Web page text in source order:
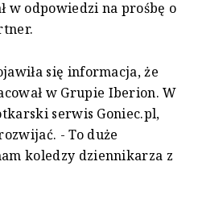
w odpowiedzi na prośbę o
się informacja, że
w Grupie Iberion. W
serwis Goniec.pl,
- To duże
koledzy dziennikarza z